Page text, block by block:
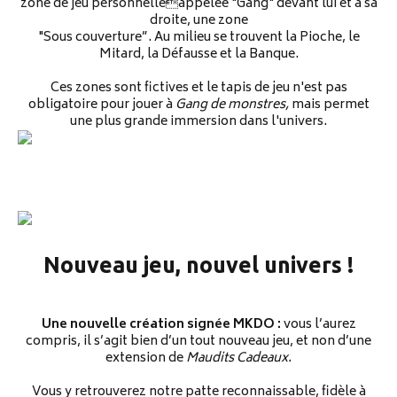
droite, une zone
"Sous couverture”. Au milieu se trouvent la Pioche, le
Mitard, la Défausse et la Banque.
Ces zones sont fictives et le tapis de jeu n'est pas
obligatoire pour jouer à Gang de monstres,mais permet
une plus grande immersion dans l'univers.
Nouveau jeu, nouvel univers !
Une nouvelle création signée MKDO :vous l’aurez
compris, il s’agit bien d’un tout nouveau jeu, et non d’une
extension deMaudits Cadeaux.
Vous y retrouverez notre patte reconnaissable, fidèle à